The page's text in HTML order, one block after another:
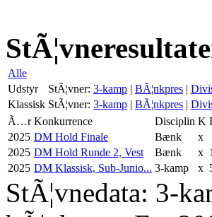
Alle
Udstyr
StÃ¦vner: 3-kamp | BÃ¦nkpres |
Klassisk StÃ¦vner: 3-kamp | BÃ¦nkpres |
Ã…r Konkurrence Disciplin K
2025 DM Hold Finale Bænk
x
2025 DM Hold Runde 2, Vest Bænk x
2025 DM Klassisk, Sub-Junio... 3-kamp x
StÃ¦vnedata: 3-